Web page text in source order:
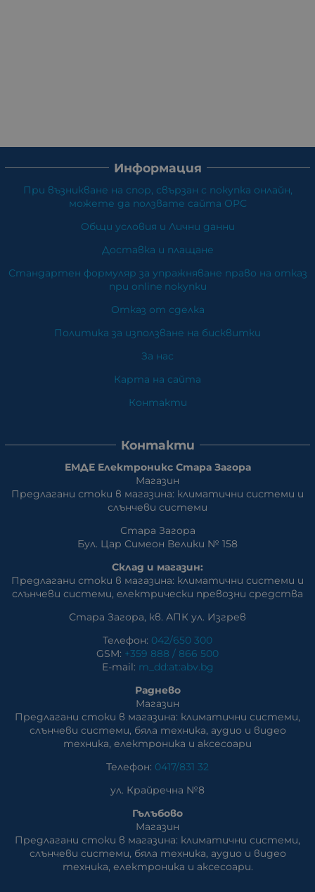
Информация
При възникване на спор, свързан с покупка онлайн,
можете да ползвате сайта ОРС
Общи условия и Лични данни
Доставка и плащане
Стандартен формуляр за упражняване право на отказ
при online покупки
Отказ от сделка
Политика за използване на бисквитки
За нас
Карта на сайта
Контакти
Контакти
ЕМДЕ Електроникс Стара Загора
Магазин
Предлагани стоки в магазина: климатични системи и
слънчеви системи
Стара Загора
Бул. Цар Симеон Велики № 158
Склад и магазин:
Предлагани стоки в магазина: климатични системи и
слънчеви системи, eлектрически превозни средства
Стара Загора, кв. АПК ул. Изгрев
Телефон: 042/650 300
GSM: +359 888 / 866 500
E-mail: m_dd:at:abv.bg
Раднево
Магазин
Предлагани стоки в магазина: климатични системи,
слънчеви системи, бяла техника, аудио и видео
техника, електроника и аксесоари
Телефон: 0417/831 32
ул. Крайречна №8
Гълъбово
Магазин
Предлагани стоки в магазина: климатични системи,
слънчеви системи, бяла техника, аудио и видео
техника, електроника и аксесоари.